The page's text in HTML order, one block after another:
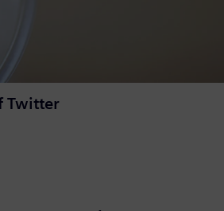
Twitter